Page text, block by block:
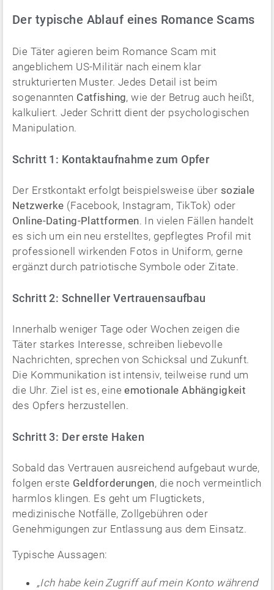
Der typische Ablauf eines Romance Scams
Die Täter agieren beim Romance Scam mit
angeblichem US-Militär nach einem klar
strukturierten Muster. Jedes Detail ist beim
sogenannten Catfishing, wie der Betrug auch heißt,
kalkuliert. Jeder Schritt dient der psychologischen
Manipulation.
Schritt 1: Kontaktaufnahme zum Opfer
Der Erstkontakt erfolgt beispielsweise über soziale
Netzwerke (Facebook, Instagram, TikTok) oder
Online-Dating-Plattformen. In vielen Fällen handelt
es sich um ein neu erstelltes, gepflegtes Profil mit
professionell wirkenden Fotos in Uniform, gerne
ergänzt durch patriotische Symbole oder Zitate.
Schritt 2: Schneller Vertrauensaufbau
Innerhalb weniger Tage oder Wochen zeigen die
Täter starkes Interesse, schreiben liebevolle
Nachrichten, sprechen von Schicksal und Zukunft.
Die Kommunikation ist intensiv, teilweise rund um
die Uhr. Ziel ist es, eineemotionale Abhängigkeit
des Opfers herzustellen.
Schritt 3: Der erste Haken
Sobald das Vertrauen ausreichend aufgebaut wurde,
folgen erste Geldforderungen, die noch vermeintlich
harmlos klingen. Es geht um Flugtickets,
medizinische Notfälle, Zollgebühren oder
Genehmigungen zur Entlassung aus dem Einsatz.
Typische Aussagen:
„Ich habe kein Zugriff auf mein Konto während